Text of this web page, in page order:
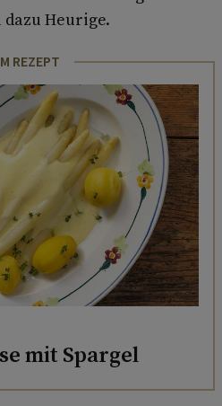
dazu Heurige.
REZEPT
mit Spargel